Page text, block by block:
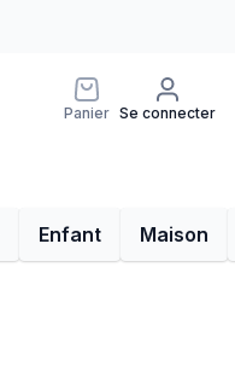
Panier Se connecter
Enfant Maison